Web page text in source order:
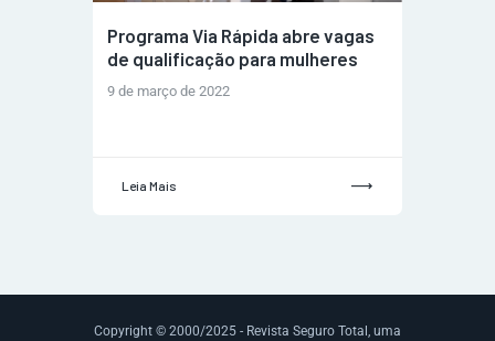
GESTORAS
HOMEST
Programa Via Rápida abre vagas
de qualificação para mulheres
9 de março de 2022
Leia Mais
Copyright © 2000/2025 - Revista Seguro Total, uma